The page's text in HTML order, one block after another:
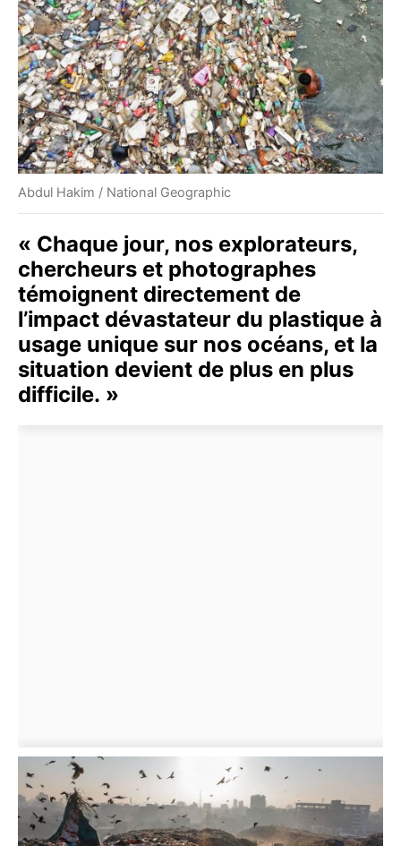
Abdul Hakim / National Geographic
« Chaque jour, nos explorateurs,
chercheurs et photographes
témoignent directement de
l’impact dévastateur du plastique à
usage unique sur nos océans, et la
situation devient de plus en plus
difficile. »